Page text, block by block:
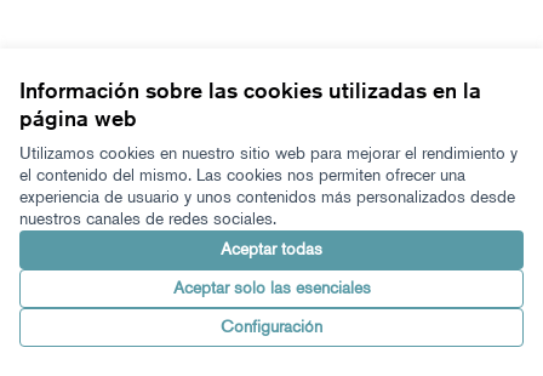
Información sobre las cookies utilizadas en la
página web
Utilizamos cookies en nuestro sitio web para mejorar el rendimiento y
el contenido del mismo. Las cookies nos permiten ofrecer una
experiencia de usuario y unos contenidos más personalizados desde
nuestros canales de redes sociales.
Aceptar todas
Aceptar solo las esenciales
Configuración
Términos y condiciones de uso
Configuración de cookies
Zeugaz en X
(Enlace externo)
Zeugaz en Facebook
(Enlace externo)
Zeugaz en Instagram
(Enlace externo)
Zeugaz en YouTube
(Enlace externo)
Zeugaz en GitHub
(Enlace externo)
Castellano
Aukeratu hizkuntzaElegir el idioma
Made with ❤️ Web creada con software libre.
Con
(Enlace